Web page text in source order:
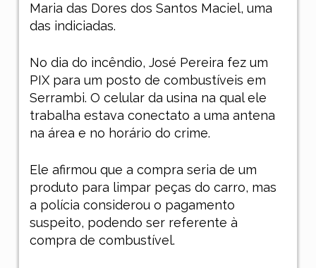
Maria das Dores dos Santos Maciel, uma
das indiciadas.
No dia do incêndio, José Pereira fez um
PIX para um posto de combustíveis em
Serrambi. O celular da usina na qual ele
trabalha estava conectato a uma antena
na área e no horário do crime.
Ele afirmou que a compra seria de um
produto para limpar peças do carro, mas
a polícia considerou o pagamento
suspeito, podendo ser referente à
compra de combustível.